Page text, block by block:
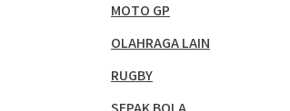
MOTO GP
OLAHRAGA LAIN
RUGBY